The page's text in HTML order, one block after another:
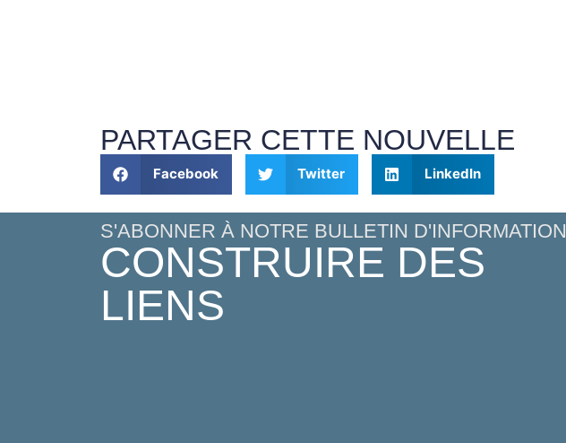
PARTAGER CETTE NOUVELLE
Facebook Twitter LinkedIn
S'ABONNER À NOTRE BULLETIN D'INFORMATION
CONSTRUIRE DES
LIENS